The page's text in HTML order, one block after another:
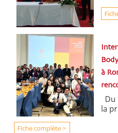
à
Du
la
Fiche complète >